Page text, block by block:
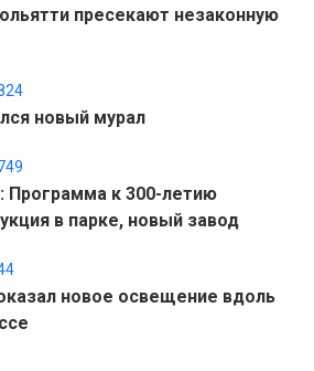
пресекают незаконную
новый мурал
Программа к 300-летию
в парке, новый завод
новое освещение вдоль